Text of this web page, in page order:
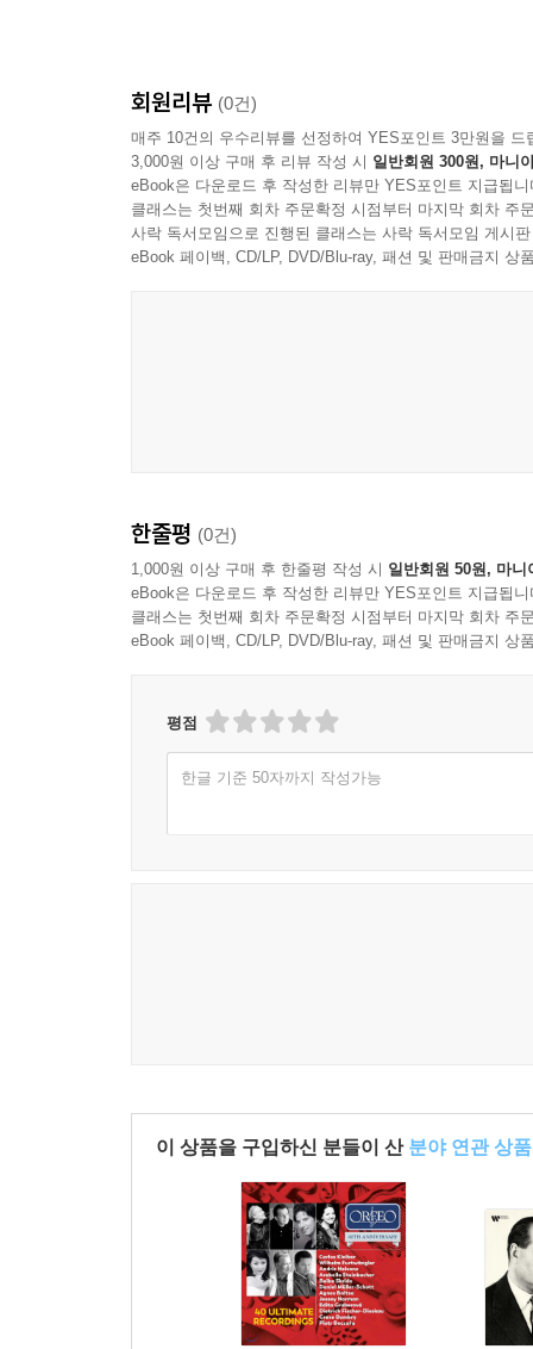
회원리뷰 (0건)
매주 10건의 우수리뷰를 선정하여 YES포인트 3만원을 드
3,000원 이상 구매 후 리뷰 작성 시 일반회원 300원, 마니
eBook은 다운로드 후 작성한 리뷰만 YES포인트 지급됩니
클래스는 첫번째 회차 주문확정 시점부터 마지막 회차 주
사락 독서모임으로 진행된 클래스는 사락 독서모임 게시
eBook 페이백, CD/LP, DVD/Blu-ray, 패션 및 판매금지 상
한줄평 (0건)
1,000원 이상 구매 후 한줄평 작성 시 일반회원 50원, 마니
eBook은 다운로드 후 작성한 리뷰만 YES포인트 지급됩니
클래스는 첫번째 회차 주문확정 시점부터 마지막 회차 주
eBook 페이백, CD/LP, DVD/Blu-ray, 패션 및 판매금지 상
평점
한글 기준 50자까지 작성가능
이 상품을 구입하신 분들이 산 분야 연관 상품